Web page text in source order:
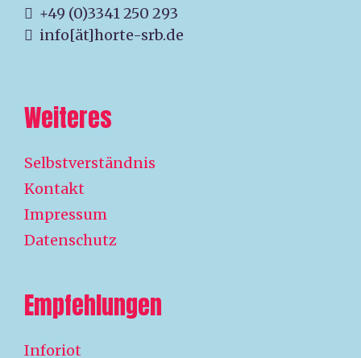
+49 (0)3341 250 293
info[ät]horte-srb.de
Weiteres
Selbstverständnis
Kontakt
Impressum
Datenschutz
Empfehlungen
Inforiot